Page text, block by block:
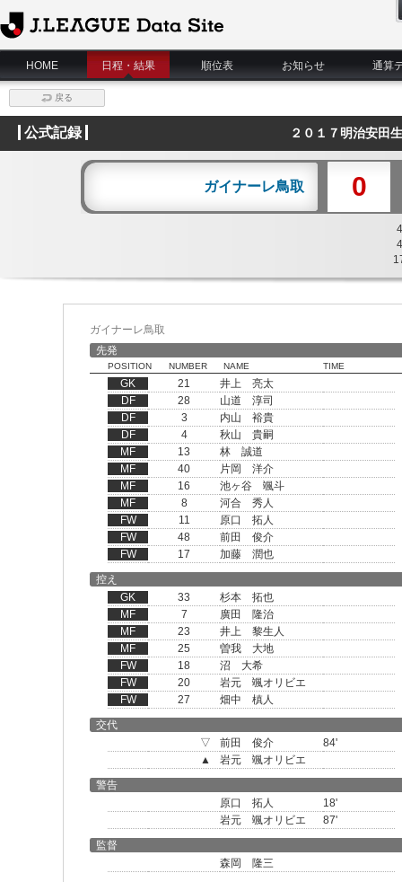
J.League Data Site
HOME
日程・結果 順位表 お知らせ 通算
戻る
公式記録 ２０１７明治安田
ガイナーレ鳥取 0
4
4
ガイナーレ鳥取
先発
POSITION NUMBER NAME TIME
GK 21
井上 亮太
DF
28
山道 淳司
DF
3
内山 裕貴
DF
4
秋山 貴嗣
MF
13
林 誠道
MF
40
片岡 洋介
MF
16
池ヶ谷 颯斗
MF
8
河合 秀人
FW
11
原口 拓人
FW
48
前田 俊介
FW
17
加藤 潤也
控え
GK
33
杉本 拓也
MF
7
廣田 隆治
MF
23
井上 黎生人
MF
25
曽我 大地
FW
18
沼 大希
FW
20
岩元 颯オリビエ
FW
27
畑中 槙人
交代
▽
前田 俊介
84'
▲
岩元 颯オリビエ
警告
原口 拓人
18'
岩元 颯オリビエ
87'
監督
森岡 隆三